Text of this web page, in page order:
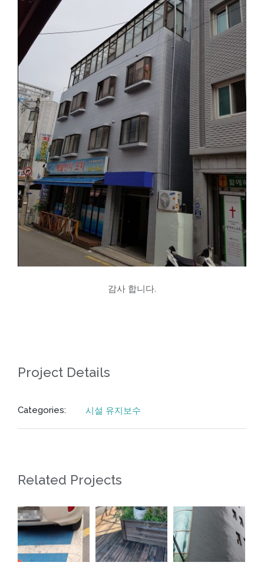
감사 합니다.
Project Details
Categories: 시설 유지보수
Related Projects